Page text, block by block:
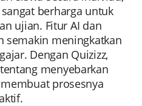
berharga untuk
ujian. Fitur AI dan
semakin meningkatkan
Dengan Quizizz,
menyebarkan
prosesnya